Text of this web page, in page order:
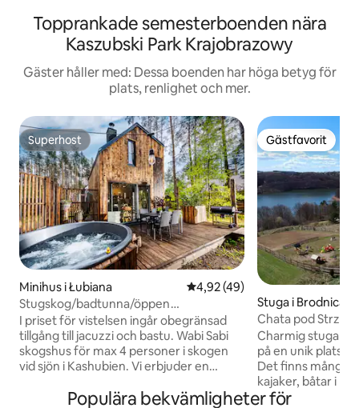
Topprankade semesterboenden nära
Kaszubski Park Krajobrazowy
Gäster håller med: Dessa boenden har höga betyg för
plats, renlighet och mer.
Superhost
Superhost
Minihus i Łubiana 4,92 av 5 i genomsnittligt
4,92 (49)
Stugskog/badtunna/öppen
spis/bastu/sjön Kashubia
I priset för vistelsen ingår obegränsad
tillgång till jacuzzi och bastu. Wabi Sabi
skogshus för max 4 personer i skogen
vid sjön i Kashubien. Vi erbjuder en
separata sovrum, ett gemensamt
Gästfavorit
Gästfavorit
Stuga i Brodnica
Chata pod
halmtaket),
Charmig stuga
på en unik plats,
Det finns många
kajaker, båtar i
till sjön 150 meter
Populära bekvämligheter för